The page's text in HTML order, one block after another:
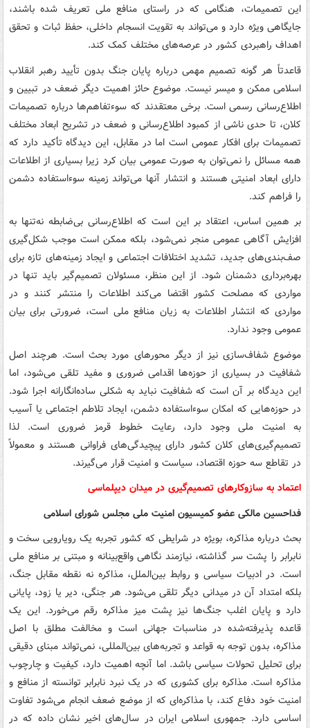
این تصمیمات، هنگامی که در راستای منافع ملی تعریف شده باشند،
جایگاهی ویژه دارد و می‌تواند به تقویت انسجام داخلی، حفظ ثبات و تحقق
اهداف راهبردی کشور در عرصه‌های مختلف کمک کند.
قاعدتاً هر گونه تصمیم مهمی درباره پایان جنگ بدون تأیید رهبر انقلاب
اسلامی ممکن و میسر نیست. موضوع حائز اهمیت دیگر ضعف در تبیین و
اطلاع‌رسانی رسمی است. برخی معتقدند که سوءتفاهم‌ها درباره تصمیمات
کلان، تا حدی ناشی از کمبود اطلاع‌رسانی و ضعف در تشریح ابعاد مختلف
تصمیمات برای افکار عمومی است اما در مقابل، این دیدگاه تأکید دارد که
همه مسائل را نمی‌توان به صورت عمومی بیان کرد زیرا بسیاری از اطلاعات
دارای ابعاد امنیتی هستند و انتشار آنها می‌تواند زمینه سوءاستفاده دشمن
را فراهم کند.
بر همین اساس، اعتقاد بر این است که اطلاع‌رسانی بی‌ضابطه نه‌تنها به
افزایش آگاهی عمومی منجر نمی‌شود، بلکه ممکن است موجب شکل‌گیری
صف‌بندی‌های جدید، تشدید اختلافات اجتماعی و ایجاد زمینه‌های تازه برای
بهره‌برداری دشمنان شود. از این منظر، مسئولان تصمیم‌گیر باید تنها در
مواردی که مصلحت کشور اقتضا می‌کند اطلاعات را منتشر کنند و در
مواردی که انتشار اطلاعات به زیان منافع ملی است، ضرورتی برای بیان
عمومی وجود ندارد.
موضوع شفاف‌سازی نیز از دیگر محورهای مورد بحث است. هرچند اصل
شفافیت در بسیاری از حوزه‌ها اقدامی ضروری و مفید تلقی می‌شود، اما
این دیدگاه بر آن است که شفافیت نباید به شکلی ساده‌انگارانه اجرا شود.
در حوزه‌هایی که امکان سوءاستفاده دشمن، ایجاد تلاطم اجتماعی یا آسیب
به امنیت ملی وجود دارد، رعایت خطوط قرمز ضروری است. لذا
تصمیم‌گیری‌های کلان کشور دارای پیچیدگی‌های فراوانی هستند و معمولاً
در تقاطع سه حوزه اقتصاد، سیاست و امنیت قرار می‌گیرند.
اعتماد به سازوکارهای تصمیم‌گیری در میدان دیپلماسی
فداحسین مالکی عضو کمیسیون امنیت ملی مجلس شورای اسلامی
بحث درباره مذاکره، بویژه در شرایطی که کشور تجربه یک رویارویی سخت و
نابرابر را پشت سر گذاشته، نیازمند نگاهی واقع‌بینانه و مبتنی بر منافع ملی
است. در ادبیات سیاسی و روابط بین‌الملل، مذاکره نه نقطه مقابل جنگ،
بلکه امتداد آن در میدانی دیگر تلقی می‌شود. هر جنگی، دیر یا زود، پایانی
دارد و پایان اغلب جنگ‌ها نیز پشت میز مذاکره رقم می‌خورد. این یک
قاعده پذیرفته‌شده در مناسبات جهانی است و مخالفت مطلق با اصل
مذاکره، بدون توجه به قواعد و تجربه‌های بین‌المللی، نمی‌تواند مبنای دقیقی
برای تحلیل تحولات سیاسی باشد. اما آنچه اهمیت دارد، کیفیت و چارچوب
مذاکره است. مذاکره برای کشوری که در یک نبرد نابرابر توانسته از منافع و
امنیت خود دفاع کند، با مذاکره‌ای که از موضع ضعف انجام می‌شود تفاوت
اساسی دارد. جمهوری اسلامی ایران در سال‌های اخیر نشان داده که در